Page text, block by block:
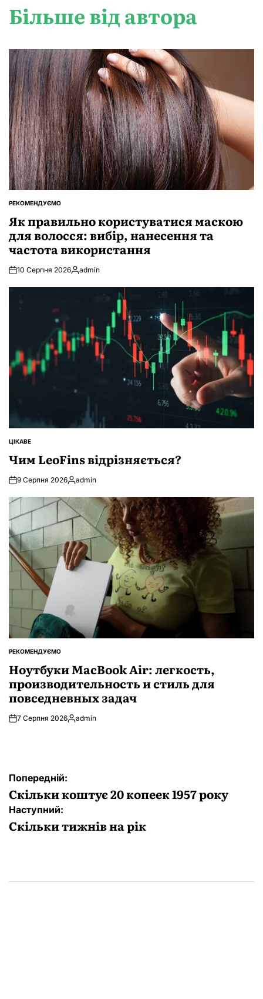
Більше від автора
ОПУБЛІКУВАТИ
РЕКОМЕНДУЄМО
Як правильно користуватися маскою
для волосся: вибір, нанесення та
частота використання
10 Серпня 2026Опубліковано
admin
ОПУБЛІКУВАТИ
ЦІКАВЕ
Чим LeoFins відрізняється?
9 Серпня 2026Опубліковано
admin
ОПУБЛІКУВАТИ
РЕКОМЕНДУЄМО
Ноутбуки MacBook Air: легкость,
производительность и стиль для
повседневных задач
7 Серпня 2026Опубліковано
admin
Навігація
записів
Попередній:
Скільки коштує 20 копеек 1957 року
Наступний:
Скільки тижнів на рік